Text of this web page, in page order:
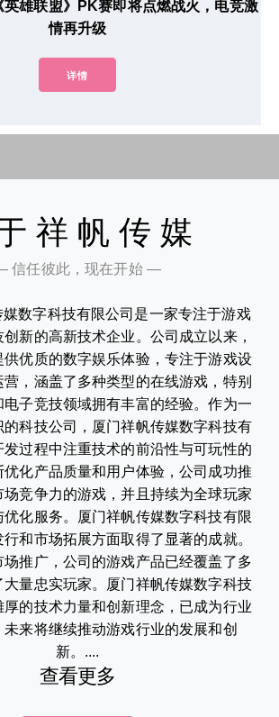
雄联盟》PK赛即将点燃战火，电竞激
情再升级
详情
祥帆传媒
信任彼此，现在开始 —
媒数字科技有限公司是一家专注于游戏
新的高新技术企业。公司成立以来，
优质的数字娱乐体验，专注于游戏设
，涵盖了多种类型的在线游戏，特别
电子竞技领域拥有丰富的经验。作为一
科技公司，厦门祥帆传媒数字科技有
发过程中注重技术的前沿性与可玩性的
化产品质量和用户体验，公司成功推
场竞争力的游戏，并且持续为全球玩家
化服务。厦门祥帆传媒数字科技有限
和市场拓展方面取得了显著的成就。
推广，公司的游戏产品已经覆盖了多
量忠实玩家。厦门祥帆传媒数字科技
的技术力量和创新理念，已成为行业
来将继续推动游戏行业的发展和创
新。....
查看更多